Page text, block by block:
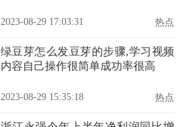
2023-08-29 17:03:31 热点
绿豆芽怎么发豆芽的步骤,学习视频
内容自己操作很简单成功率很高
2023-08-29 15:35:18 热点